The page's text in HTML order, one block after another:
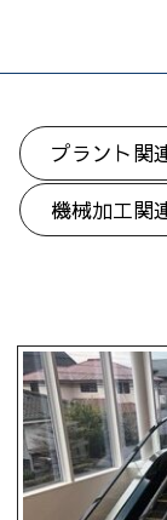
プラント関
機械加工関